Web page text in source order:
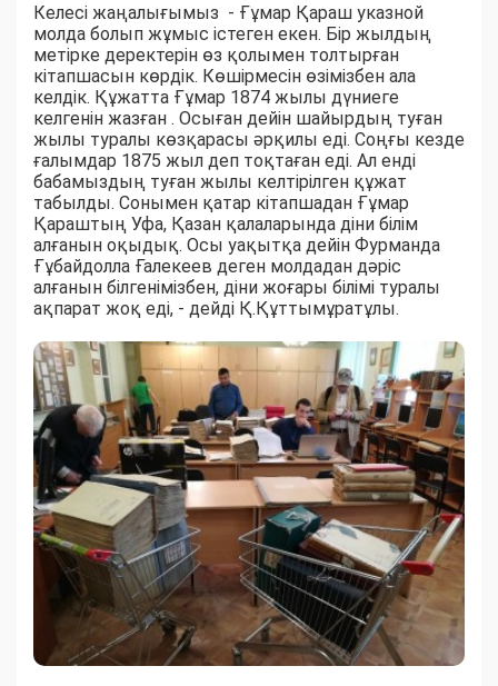
Келесі жаңалығымыз - Ғұмар Қараш указной
молда болып жұмыс істеген екен. Бір жылдың
метірке деректерін өз қолымен толтырған
кітапшасын көрдік. Көшірмесін өзімізбен ала
келдік. Құжатта Ғұмар 1874 жылы дүниеге
келгенін жазған . Осыған дейін шайырдың туған
жылы туралы көзқарасы әрқилы еді. Соңғы кезде
ғалымдар 1875 жыл деп тоқтаған еді. Ал енді
бабамыздың туған жылы келтірілген құжат
табылды. Сонымен қатар кітапшадан Ғұмар
Қараштың Уфа, Қазан қалаларында діни білім
алғанын оқыдық. Осы уақытқа дейін Фурманда
Ғұбайдолла Ғалекеев деген молдадан дәріс
алғанын білгенімізбен, діни жоғары білімі туралы
ақпарат жоқ еді, - дейді Қ.Құттымұратұлы.